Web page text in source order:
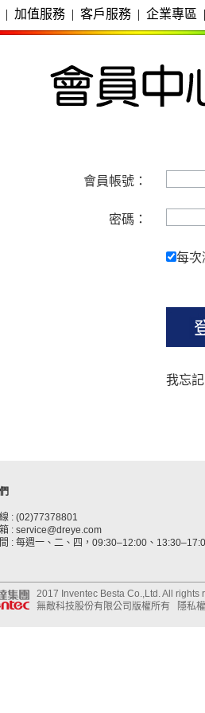
| 加值服務 | 客戶服務 | 企業專區 |
會員帳號：
密碼：
每次
我忘
: (02)77378801
: service@dreye.com
: 每週一、二、四，09:30–12:00、
2017 Inventec Besta Co.,Ltd. All rights
無敵科技股份有限公司版權所有
隱私